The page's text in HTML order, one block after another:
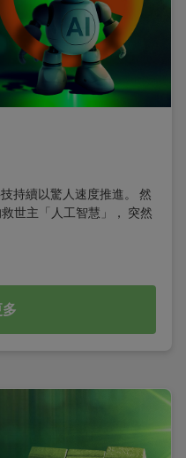
持續以驚人速度推進。 然
世主「人工智慧」， 突然